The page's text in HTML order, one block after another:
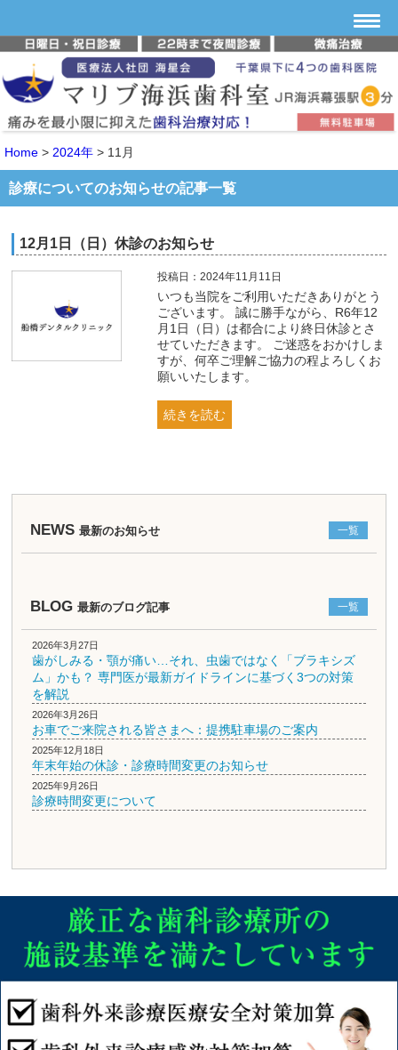
Home > 2024年 > 11月
診療についてのお知らせの記事一覧
12月1日（日）休診のお知らせ
投稿日：2024年11月11日
いつも当院をご利用いただきありがとう
ございます。 誠に勝手ながら、R6年12
月1日（日）は都合により終日休診とさ
せていただきます。 ご迷惑をおかけしま
すが、何卒ご理解ご協力の程よろしくお
願いいたします。
続きを読む
NEWS 最新のお知らせ 一覧
BLOG 最新のブログ記事 一覧
2026年3月27日
歯がしみる・顎が痛い…それ、虫歯ではなく「ブラキシズ
ム」かも？ 専門医が最新ガイドラインに基づく3つの対策
を解説
2026年3月26日
お車でご来院される皆さまへ：提携駐車場のご案内
2025年12月18日
年末年始の休診・診療時間変更のお知らせ
2025年9月26日
診療時間変更について